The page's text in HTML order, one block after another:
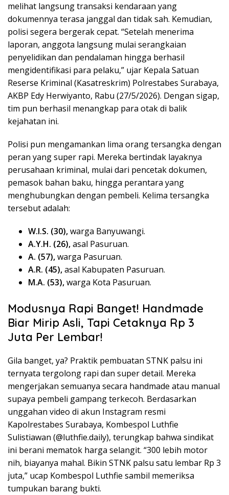
melihat langsung transaksi kendaraan yang
dokumennya terasa janggal dan tidak sah. Kemudian,
polisi segera bergerak cepat. “Setelah menerima
laporan, anggota langsung mulai serangkaian
penyelidikan dan pendalaman hingga berhasil
mengidentifikasi para pelaku,” ujar Kepala Satuan
Reserse Kriminal (Kasatreskrim) Polrestabes Surabaya,
AKBP Edy Herwiyanto, Rabu (27/5/2026). Dengan sigap,
tim pun berhasil menangkap para otak di balik
kejahatan ini.
Polisi pun mengamankan lima orang tersangka dengan
peran yang super rapi. Mereka bertindak layaknya
perusahaan kriminal, mulai dari pencetak dokumen,
pemasok bahan baku, hingga perantara yang
menghubungkan dengan pembeli. Kelima tersangka
tersebut adalah:
W.I.S. (30),warga Banyuwangi.
A.Y.H. (26),asal Pasuruan.
A. (57),warga Pasuruan.
A.R. (45),asal Kabupaten Pasuruan.
M.A. (53),warga Kota Pasuruan.
Modusnya Rapi Banget! Handmade
Biar Mirip Asli, Tapi Cetaknya Rp 3
Juta Per Lembar!
Gila banget, ya? Praktik pembuatan STNK palsu ini
ternyata tergolong rapi dan super detail. Mereka
mengerjakan semuanya secara handmade atau manual
supaya pembeli gampang terkecoh. Berdasarkan
unggahan video di akun Instagram resmi
Kapolrestabes Surabaya, Kombespol Luthfie
Sulistiawan (@luthfie.daily), terungkap bahwa sindikat
ini berani mematok harga selangit. “300 lebih motor
nih, biayanya mahal. Bikin STNK palsu satu lembar Rp 3
juta,” ucap Kombespol Luthfie sambil memeriksa
tumpukan barang bukti.